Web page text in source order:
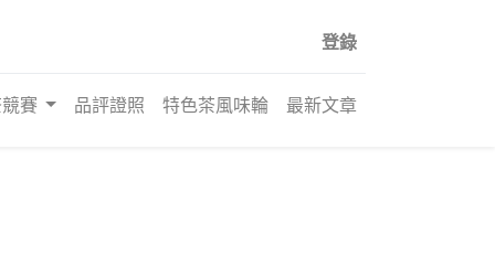
登錄
賽 品評證照 特色茶風味輪 最新文章